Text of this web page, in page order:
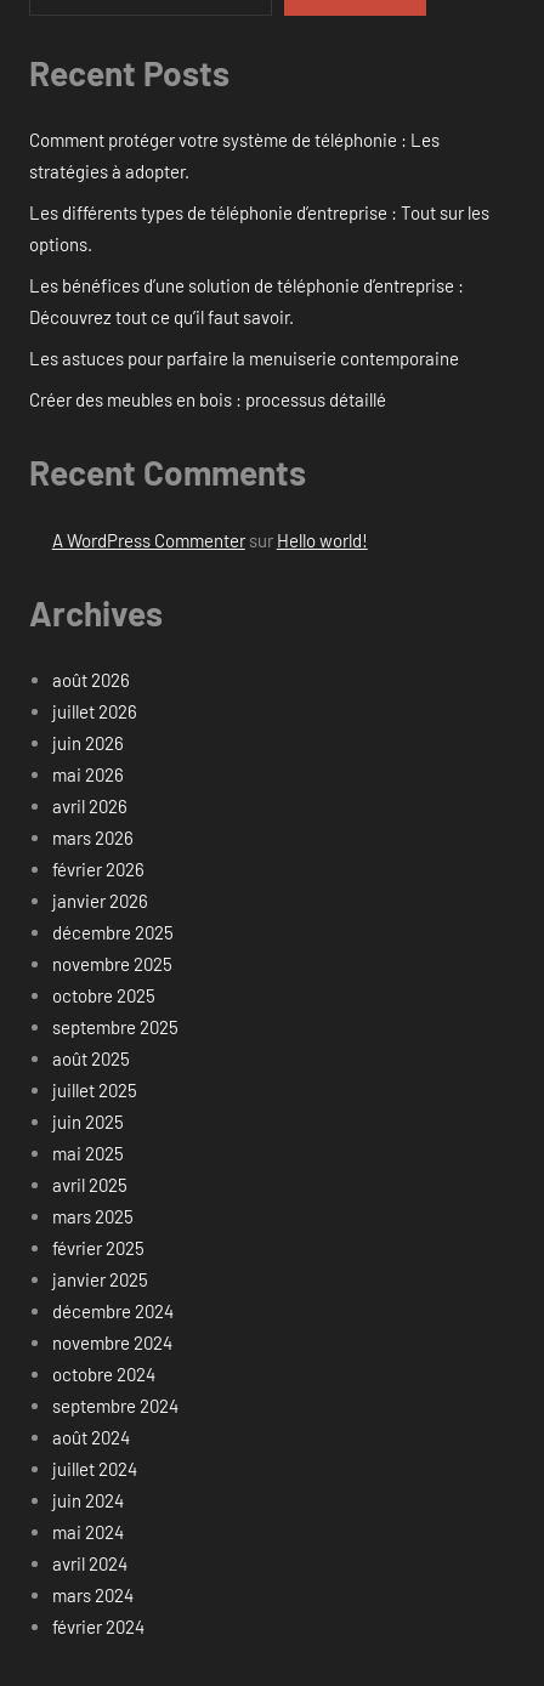
Recent Posts
Comment protéger votre système de téléphonie : Les
stratégies à adopter.
Les différents types de téléphonie d’entreprise : Tout sur les
options.
Les bénéfices d’une solution de téléphonie d’entreprise :
Découvrez tout ce qu’il faut savoir.
Les astuces pour parfaire la menuiserie contemporaine
Créer des meubles en bois : processus détaillé
Recent Comments
A WordPress Commentersur Hello world!
Archives
août 2026
juillet 2026
juin 2026
mai 2026
avril 2026
mars 2026
février 2026
janvier 2026
décembre 2025
novembre 2025
octobre 2025
septembre 2025
août 2025
juillet 2025
juin 2025
mai 2025
avril 2025
mars 2025
février 2025
janvier 2025
décembre 2024
novembre 2024
octobre 2024
septembre 2024
août 2024
juillet 2024
juin 2024
mai 2024
avril 2024
mars 2024
février 2024